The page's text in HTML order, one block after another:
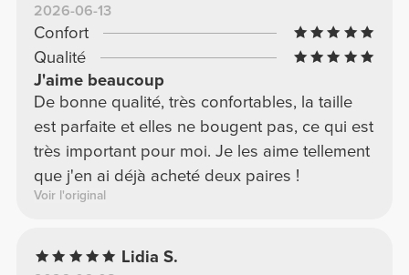
2026-06-13
Confort
Qualité
J'aime beaucoup
De bonne qualité, très confortables, la taille
est parfaite et elles ne bougent pas, ce qui est
très important pour moi. Je les aime tellement
que j'en ai déjà acheté deux paires !
Voir l'original
Lidia S.